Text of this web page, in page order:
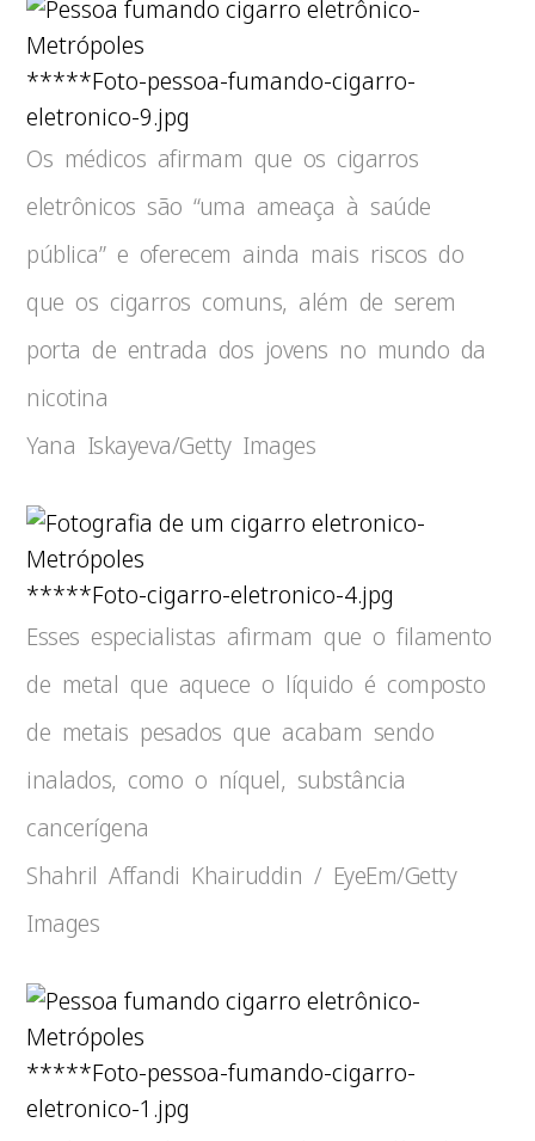
*****Foto-pessoa-fumando-cigarro-
eletronico-9.jpg
Os médicos afirmam que os cigarros
eletrônicos são “uma ameaça à saúde
pública” e oferecem ainda mais riscos do
que os cigarros comuns, além de serem
porta de entrada dos jovens no mundo da
nicotina
Yana Iskayeva/Getty Images
*****Foto-cigarro-eletronico-4.jpg
Esses especialistas afirmam que o filamento
de metal que aquece o líquido é composto
de metais pesados que acabam sendo
inalados, como o níquel, substância
cancerígena
Shahril Affandi Khairuddin / EyeEm/Getty
Images
*****Foto-pessoa-fumando-cigarro-
eletronico-1.jpg